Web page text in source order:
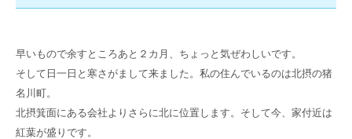
早いもので余すところあと２カ月、ちょっと気ぜわしいです。
そして日一日と寒さがまして来ました。私の住んでいるのは北摂の猪
名川町。
北摂箕面にある会社よりさらに北に位置します。そして今、家付近は
紅葉が盛りです。